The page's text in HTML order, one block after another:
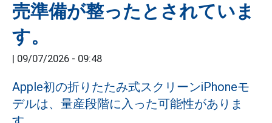
売準備が整ったとされていま
す。
| 09/07/2026 - 09:48
Apple初の折りたたみ式スクリーンiPhoneモ
デルは、量産段階に入った可能性がありま